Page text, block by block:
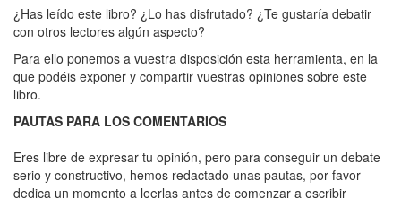
libro:
Maldición
del
Marqués
de
Sade,
La
¿Has leído este libro? ¿Lo has disfrutado? ¿Te gustaría debatir
con otros lectores algún aspecto?
Para ello ponemos a vuestra disposición esta herramienta, en la
que podéis exponer y compartir vuestras opiniones sobre este
libro.
PAUTAS PARA LOS COMENTARIOS
Eres libre de expresar tu opinión, pero para conseguir un debate
serio y constructivo, hemos redactado unas pautas, por favor
dedica un momento a leerlas antes de comenzar a escribir